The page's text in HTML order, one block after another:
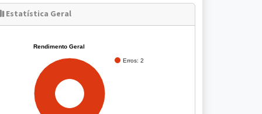
Estatística Geral
Rendimento Geral
Erros: 2